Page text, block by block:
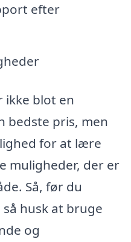
efter
ikke blot en
bedste pris, men
for at lære
muligheder, der er
Så, før du
husk at bruge
og